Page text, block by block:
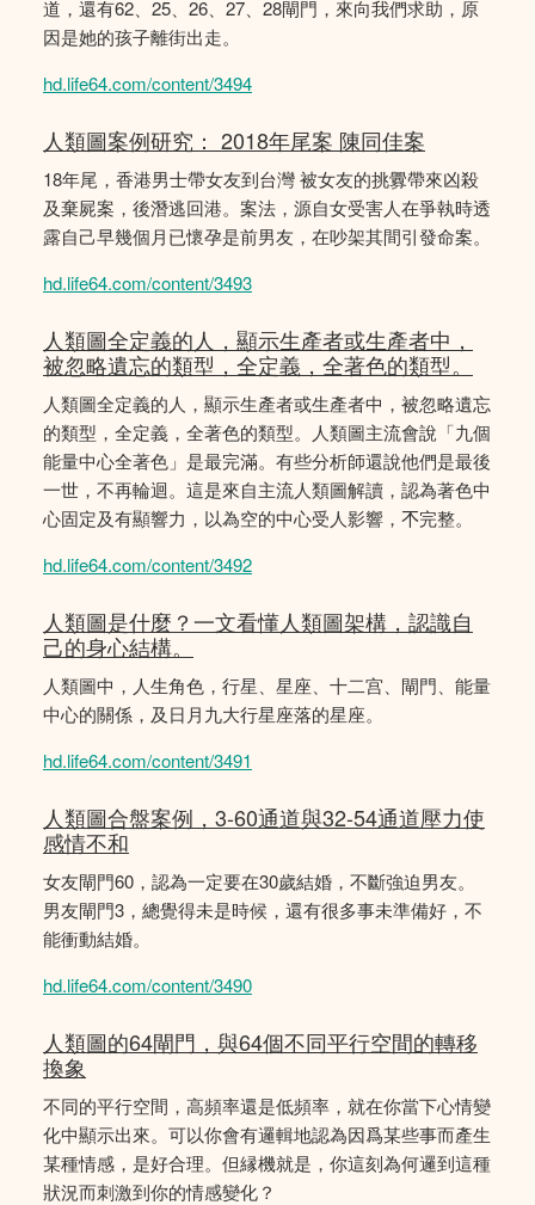
道，還有62、25、26、27、28閘門，來向我們求助，原
因是她的孩子離街出走。
hd.life64.com/content/3494
人類圖案例研究： 2018年尾案 陳同佳案
18年尾，香港男士帶女友到台灣 被女友的挑釁帶來凶殺
及棄屍案，後潛逃回港。案法，源自女受害人在爭執時透
露自己早幾個月已懷孕是前男友，在吵架其間引發命案。
hd.life64.com/content/3493
人類圖全定義的人，顯示生產者或生產者中，
被忽略遺忘的類型，全定義，全著色的類型。
人類圖全定義的人，顯示生產者或生產者中，被忽略遺忘
的類型，全定義，全著色的類型。人類圖主流會說「九個
能量中心全著色」是最完滿。有些分析師還說他們是最後
一世，不再輪迴。這是來自主流人類圖解讀，認為著色中
心固定及有顯響力，以為空的中心受人影響，𣎴完整。
hd.life64.com/content/3492
人類圖是什麼？一文看懂人類圖架構，認識自
己的身心結構。
人類圖中，人生角色，行星、星座、十二宫、閘門、能量
中心的關係，及日月九大行星座落的星座。
hd.life64.com/content/3491
人類圖合盤案例，3-60通道與32-54通道壓力使
感情不和
女友閘門60，認為一定要在30歲結婚，不斷強迫男友。
男友閘門3，總覺得未是時候，還有很多事未準備好，不
能衝動結婚。
hd.life64.com/content/3490
人類圖的64閘門，與64個不同平行空間的轉移
換象
不同的平行空間，高頻率還是低頻率，就在你當下心情變
化中顯示出來。可以你會有邏輯地認為因爲某些事而產生
某種情感，是好合理。但縁機就是，你這刻為何邏到這種
狀況而刺激到你的情感變化？